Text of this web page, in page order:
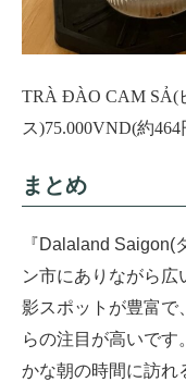
TRÀ ĐÀO CAM SẢ(
ス)75.000VND(約464
まとめ
『Dalaland Saigon(
ン市にありながら広
影スポットが豊富で
らの注目が高いで
かな朝の時間に訪れ